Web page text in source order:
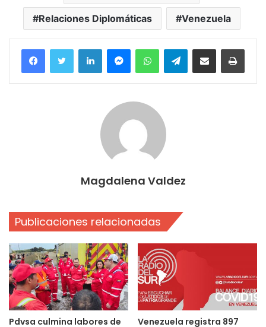
Relaciones Diplomáticas Venezuela
FacebookTwitter LinkedInMessengerWhatsAppTelegramCompartir por correo electrónico
Magdalena Valdez
Publicaciones relacionadas
Pdvsa culmina labores de
Venezuela registra 897